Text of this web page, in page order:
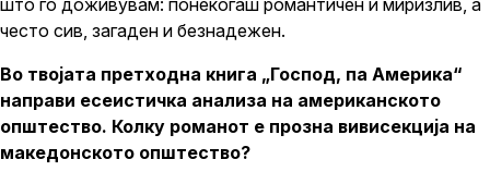
што го доживувам: понекогаш романтичен и миризлив, а
често сив, загаден и безнадежен.
Во твојата претходна книга „Господ, па Америка“
направи есеистичка анализа на американското
општество. Колку романот е прозна вивисекција на
македонското општество?